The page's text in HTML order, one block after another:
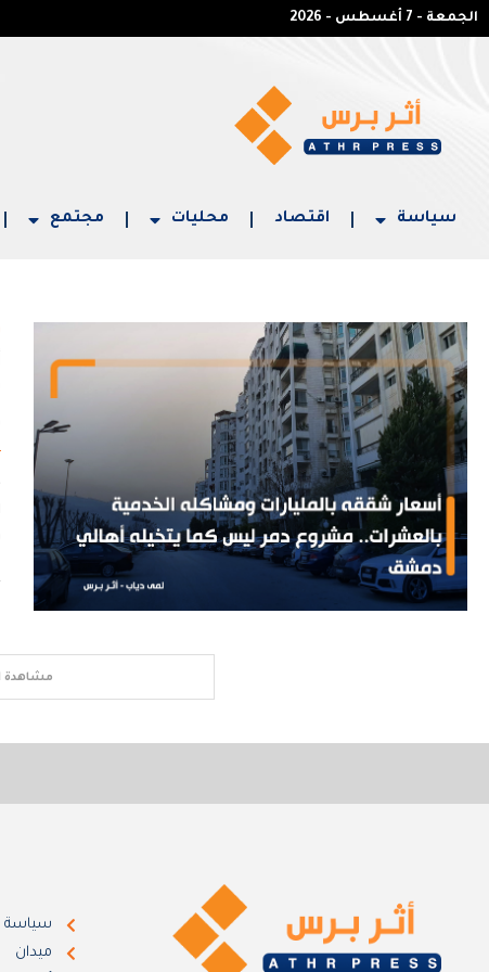
الجمعة - 7 أغسطس - 2026
سياسة اقتصاد محليات مجتمع
مشاهدة
سياسة
ميدان